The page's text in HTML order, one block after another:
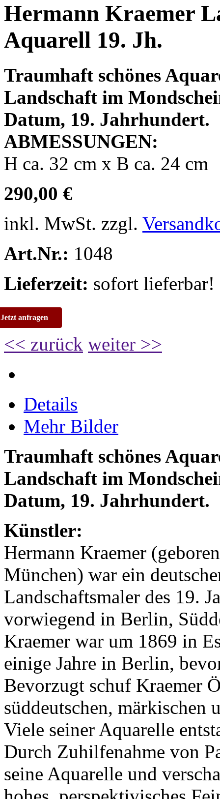
Hermann Kraemer
Aquarell 19. Jh.
Traumhaft schönes
Landschaft im
Datum, 19. Jahrhundert.
ABMESSUNGEN:
H ca. 32 cm x B ca. 24 cm
290,00 €
inkl. MwSt. zzgl.
Art.Nr.: 1048
Lieferzeit: sofort lieferbar!
Jetzt anfragen
<< zurück weiter >>
Details
Mehr Bilder
Traumhaft schönes
Landschaft im
Datum, 19. Jahrhundert.
Künstler:
Hermann Kraemer
München) war ein
Landschaftsmaler des 19.
vorwiegend in Berlin,
Kraemer war um 1869 in
einige Jahre in Berlin,
Bevorzugt schuf Kraemer
süddeutschen,
Viele seiner Aquarelle
Durch Zuhilfenahme von
seine Aquarelle und